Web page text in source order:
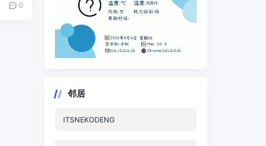
0
邻居
ITSNEKODENG